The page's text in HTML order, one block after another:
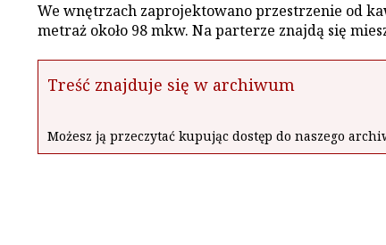
We wnętrzach zaprojektowano przestrzenie od
metraż około 98 mkw. Na parterze znajdą się
Treść znajduje się w archiwum
Możesz ją przeczytać kupując dostęp do naszego